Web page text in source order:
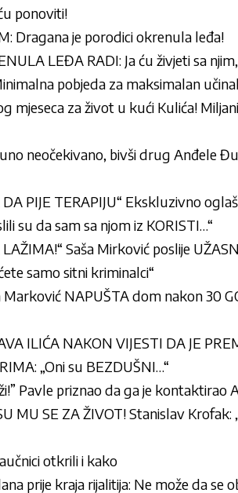
ponoviti!
Dragana je porodici okrenula leđa!
LEĐA RADI: Ja ću živjeti sa
pobjeda za maksimalan
mjeseca za život u kući Kulića!
neočekivano, bivši drug Anđele
DA PIJE TERAPIJU“ Ekskluzivno
su da sam sa njom iz KORISTI…“
Saša Mirković poslije
samo sitni kriminalci“
Marković NAPUŠTA dom nakon 30
ILIĆA NAKON VIJESTI DA JE
„Oni su BEZDUŠNI…“
Pavle priznao da ga je kontaktirao
MU SE ZA ŽIVOT! Stanislav Krofak:
otkrili i kako
prije kraja rijalitija: Ne može da se